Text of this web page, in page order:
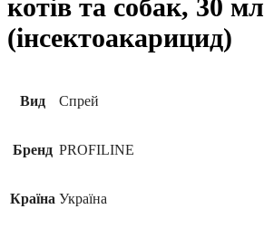
котів та собак, 30 мл
(інсектоакарицид)
Вид Спрей
Бренд PROFILINE
Країна Україна